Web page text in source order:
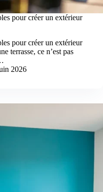
pour créer un extérieur
pour créer un extérieur
terrasse, ce n’est pas
2026